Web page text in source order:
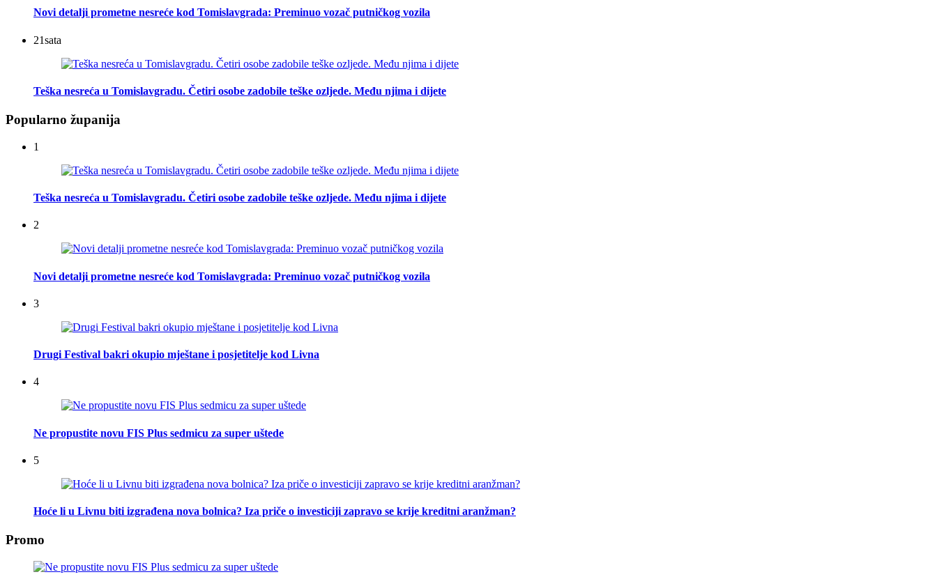
Novi detalji prometne nesreće kod Tomislavgrada: Preminuo vozač putničkog vozila
21sata
Teška nesreća u Tomislavgradu. Četiri osobe zadobile teške ozljede. Među njima i dijete
Popularno županija
1
Teška nesreća u Tomislavgradu. Četiri osobe zadobile teške ozljede. Među njima i dijete
2
Novi detalji prometne nesreće kod Tomislavgrada: Preminuo vozač putničkog vozila
3
Drugi Festival bakri okupio mještane i posjetitelje kod Livna
4
Ne propustite novu FIS Plus sedmicu za super uštede
5
Hoće li u Livnu biti izgrađena nova bolnica? Iza priče o investiciji zapravo se krije kreditni aranžman?
Promo